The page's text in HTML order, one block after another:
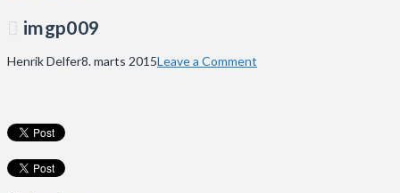
imgp009
Henrik Delfer8. marts 2015Leave a Comment